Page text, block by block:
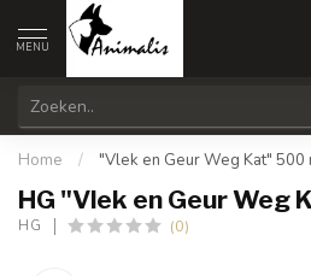
MENU
Home / "Vlek en Geur Weg Kat" 500
HG "Vlek en Geur Weg
HG (0)